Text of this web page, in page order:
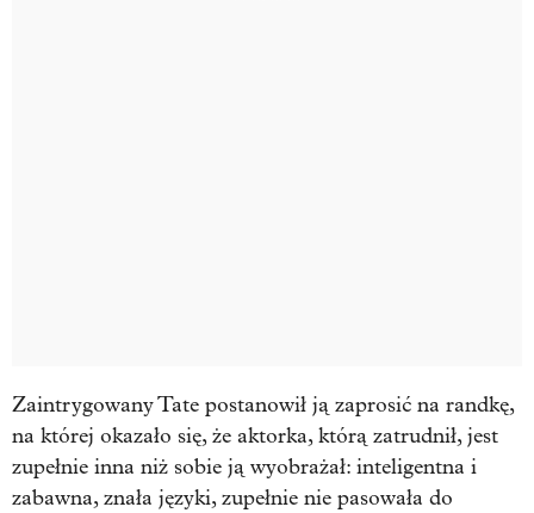
Zaintrygowany Tate postanowił ją zaprosić na randkę,
na której okazało się, że aktorka, którą zatrudnił, jest
zupełnie inna niż sobie ją wyobrażał: inteligentna i
zabawna, znała języki, zupełnie nie pasowała do